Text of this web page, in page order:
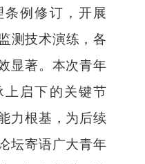
条例修订 ， 开展
测技术演练，各
显著。本次青年
上启下的关键节
力根基，为后续
坛寄语广大青年